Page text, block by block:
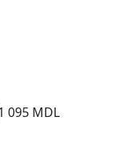
095 MDL